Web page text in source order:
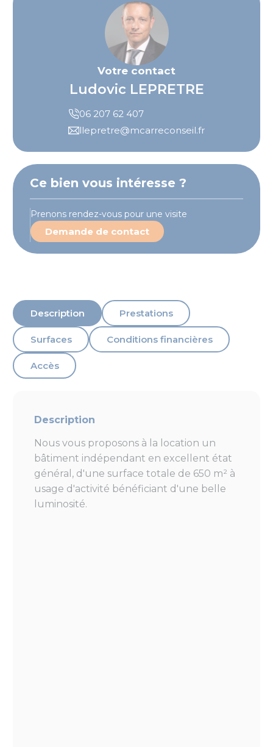
Votre contact
Ludovic LEPRETRE
06 207 62 407
llepretre@mcarreconseil.fr
Ce bien vous intéresse ?
Prenons rendez-vous pour une visite
Demande de contact
Description Prestations
Surfaces Conditions financières
Accès
Description
Nous vous proposons à la location un
bâtiment indépendant en excellent état
général, d'une surface totale de 650 m² à
usage d'activité bénéficiant d'une belle
luminosité.